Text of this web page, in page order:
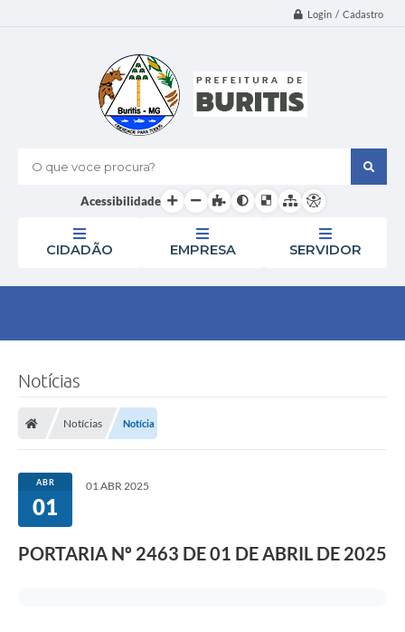
Login / Cadastro
O que voce procura?
Acessibilidade
CIDADÃO EMPRESA SERVIDOR
Notícias
Notícias Notícia
ABR
01
01 ABR 2025
PORTARIA Nº 2463 DE 01 DE ABRIL DE 2025